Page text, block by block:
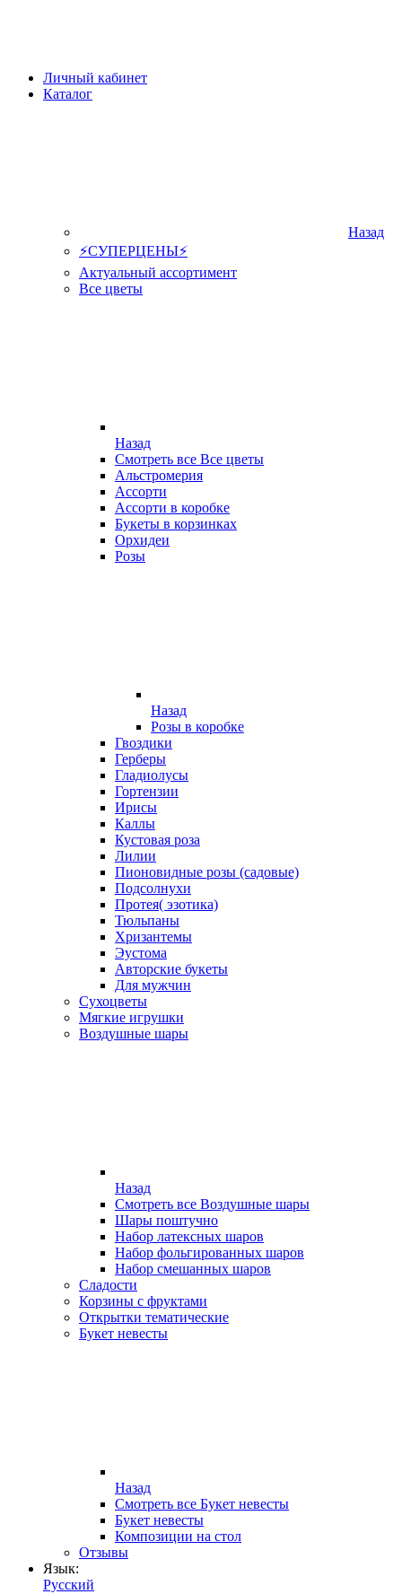
Личный кабинет
Каталог
Назад
⚡СУПЕРЦЕНЫ⚡
Актуальный ассортимент
Все цветы
Назад
Смотреть все Все цветы
Альстромерия
Ассорти
Ассорти в коробке
Букеты в корзинках
Орхидеи
Розы
Назад
Розы в коробке
Гвоздики
Герберы
Гладиолусы
Гортензии
Ирисы
Каллы
Кустовая роза
Лилии
Пионовидные розы (садовые)
Подсолнухи
Протея( эзотика)
Тюльпаны
Хризантемы
Эустома
Авторские букеты
Для мужчин
Сухоцветы
Мягкие игрушки
Воздушные шары
Назад
Смотреть все Воздушные шары
Шары поштучно
Набор латексных шаров
Набор фольгированных шаров
Набор смешанных шаров
Сладости
Корзины с фруктами
Открытки тематические
Букет невесты
Назад
Смотреть все Букет невесты
Букет невесты
Композиции на стол
Отзывы
Язык:
Русский